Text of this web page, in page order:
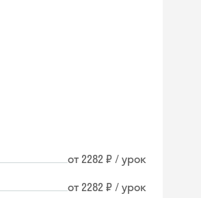
от 2282 ₽ / урок
от 2282 ₽ / урок